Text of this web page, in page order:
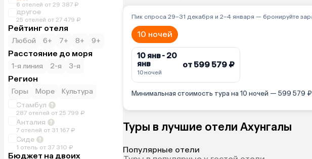
6 отелей от 29 387 ₽
другое
25 отелей от 27 479 ₽
Рейтинг отеля
Любой 6+ 7+ 8+ 9+
Расстояние до моря
1-я линия 2-я 3-я
Регион
Горы Море
Культура
Стамбул
287 отелей от 25 799 ₽
Анталия
7 отелей от 31 167 ₽
Сиде
1 отель от 37 310 ₽
Бюджет на двоих
Пик спроса 29–31 декабря и 2–4 января — бронируйте
10 ночей
10 янв - 20
янв
10 ночей
от 599 579 ₽
Минимальная стоимость тура на 10 ночей — 599 579 ₽
Туры в лучшие отели Ахунгалы
Популярные отели